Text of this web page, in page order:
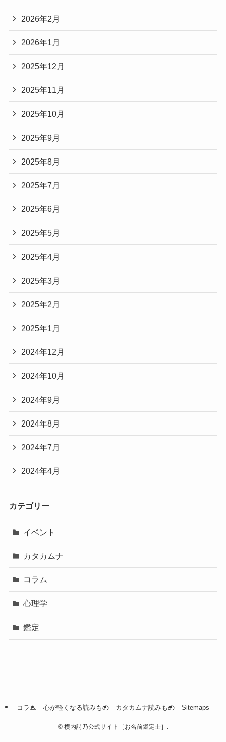
2026年2月
2026年1月
2025年12月
2025年11月
2025年10月
2025年9月
2025年8月
2025年7月
2025年6月
2025年5月
2025年4月
2025年3月
2025年2月
2025年1月
2024年12月
2024年10月
2024年9月
2024年8月
2024年7月
2024年4月
カテゴリー
イベント
カタカムナ
コラム
心理学
鑑定
コラム 心が軽くなる読みもの カタカムナ読みもの Sitemaps
©横内詩乃公式サイト［お名前鑑定士］.